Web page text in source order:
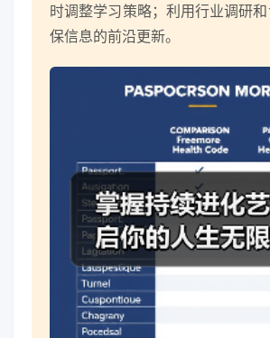
时调整学习策略；利用行业调研
保信息的前沿更新。